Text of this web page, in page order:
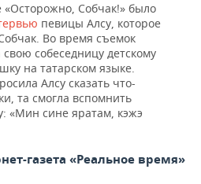
«Осторожно, Собчак!» было
певицы Алсу, которое
Во время съемок
собеседницу детскому
на татарском языке.
Алсу сказать что-
та смогла вспомнить
«Мин сине яратам, кэжэ
газета «Реальное время»